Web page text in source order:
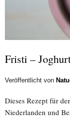
Fristi –
Veröffentlicht von
Dieses Rezept für
Niederlanden und